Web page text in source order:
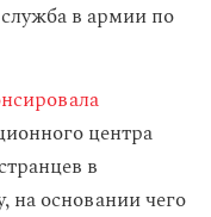
в армии по
центра
в
на основании чего